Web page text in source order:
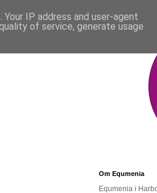
Om Equmenia
Equmenia i
IP address and user-agent
of service, generate usage